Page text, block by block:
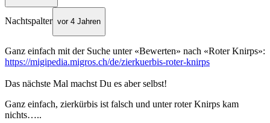
Nachtspalter vor 4 Jahren
Ganz einfach mit der Suche unter «Bewerten» nach «Roter Knirps»:
https://migipedia.migros.ch/de/zierkuerbis-roter-knirps
Das nächste Mal machst Du es aber selbst!
Ganz einfach, zierkürbis ist falsch und unter roter Knirps kam
nichts…..